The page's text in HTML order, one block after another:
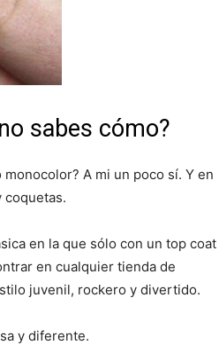
sabes cómo?
A mi un poco sí. Y en
coquetas.
en la que sólo con un top coat
en cualquier tienda de
juvenil, rockero y divertido.
y diferente.